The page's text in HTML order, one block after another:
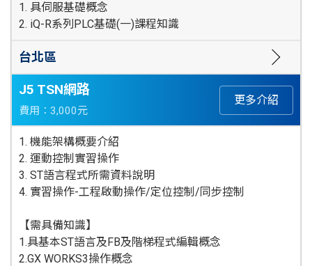
1. 具伺服基礎概念
2. iQ-R系列PLC基礎(一)課程知識
台北區
J5 TSN網路
費用：3,000元
更多介紹
1. 機能架構概要介紹
2. 運動控制實習操作
3. ST語言程式所需資料說明
4. 實習操作-工程啟動操作/定位控制/同步控制
【需具備知識】
1.具基本ST語言及FB及階梯程式編輯概念
2.GX WORKS3操作概念